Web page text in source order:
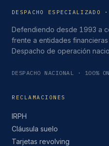
DESPACHO ESPECIALIZADO
Defendiendo desde 1993 a
frente a entidades
Despacho de operación
DESPACHO NACIONAL · 100%
RECLAMACIONES
IRPH
Cláusula suelo
Tarjetas revolving